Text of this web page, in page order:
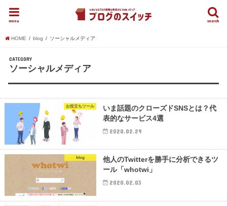
search
menu
HOME blog ソーシャルメディア
CATEGORY
ソーシャルメディア
お役立ちツール
いま話題のクローズドSNSとは？代
表的なサービス4選
2020.02.29
blog
他人のTwitterを勝手に分析できるツ
ール「whotwi」
2020.02.03